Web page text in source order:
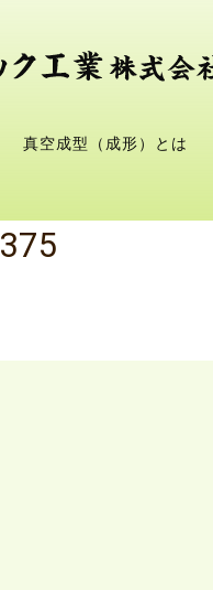
真空成型（成形）とは